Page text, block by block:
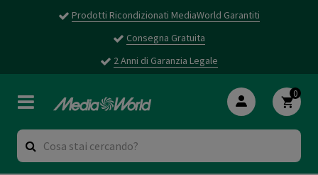
Prodotti Ricondizionati MediaWorld Garantiti
Consegna Gratuita
2 Anni di Garanzia Legale
0